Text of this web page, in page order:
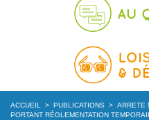
ACCUEIL > PUBLICATIONS > ARRETE
PORTANT RÉGLEMENTATION